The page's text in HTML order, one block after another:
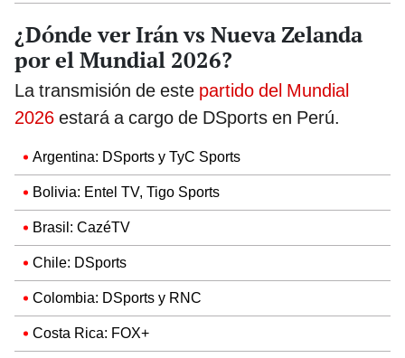
¿Dónde ver Irán vs Nueva Zelanda
por el Mundial 2026?
La transmisión de este partido del Mundial
2026 estará a cargo de DSports en Perú.
Argentina: DSports y TyC Sports
Bolivia: Entel TV, Tigo Sports
Brasil: CazéTV
Chile: DSports
Colombia: DSports y RNC
Costa Rica: FOX+